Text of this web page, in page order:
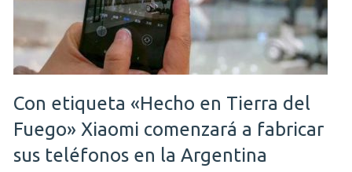
Con etiqueta «Hecho en Tierra del
Fuego» Xiaomi comenzará a fabricar
sus teléfonos en la Argentina